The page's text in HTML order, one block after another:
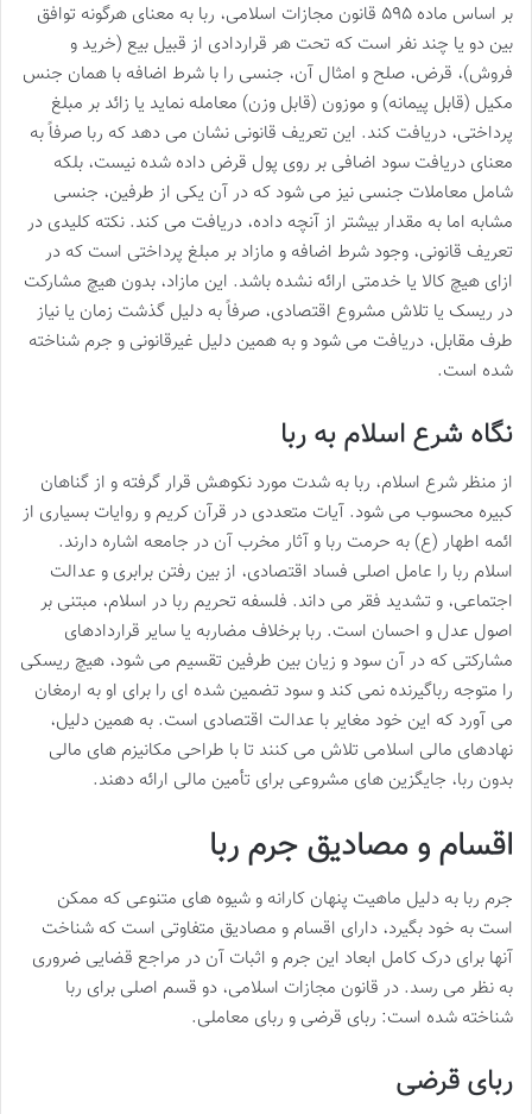
بر اساس ماده ۵۹۵ قانون مجازات اسلامی، ربا به معنای هرگونه توافق
بین دو یا چند نفر است که تحت هر قراردادی از قبیل بیع (خرید و
فروش)، قرض، صلح و امثال آن، جنسی را با شرط اضافه با همان جنس
مکیل (قابل پیمانه) و موزون (قابل وزن) معامله نماید یا زائد بر مبلغ
پرداختی، دریافت کند. این تعریف قانونی نشان می دهد که ربا صرفاً به
معنای دریافت سود اضافی بر روی پول قرض داده شده نیست، بلکه
شامل معاملات جنسی نیز می شود که در آن یکی از طرفین، جنسی
مشابه اما به مقدار بیشتر از آنچه داده، دریافت می کند. نکته کلیدی در
تعریف قانونی، وجود شرط اضافه و مازاد بر مبلغ پرداختی است که در
ازای هیچ کالا یا خدمتی ارائه نشده باشد. این مازاد، بدون هیچ مشارکت
در ریسک یا تلاش مشروع اقتصادی، صرفاً به دلیل گذشت زمان یا نیاز
طرف مقابل، دریافت می شود و به همین دلیل غیرقانونی و جرم شناخته
شده است.
نگاه شرع اسلام به ربا
از منظر شرع اسلام، ربا به شدت مورد نکوهش قرار گرفته و از گناهان
کبیره محسوب می شود. آیات متعددی در قرآن کریم و روایات بسیاری از
ائمه اطهار (ع) به حرمت ربا و آثار مخرب آن در جامعه اشاره دارند.
اسلام ربا را عامل اصلی فساد اقتصادی، از بین رفتن برابری و عدالت
اجتماعی، و تشدید فقر می داند. فلسفه تحریم ربا در اسلام، مبتنی بر
اصول عدل و احسان است. ربا برخلاف مضاربه یا سایر قراردادهای
مشارکتی که در آن سود و زیان بین طرفین تقسیم می شود، هیچ ریسکی
را متوجه رباگیرنده نمی کند و سود تضمین شده ای را برای او به ارمغان
می آورد که این خود مغایر با عدالت اقتصادی است. به همین دلیل،
نهادهای مالی اسلامی تلاش می کنند تا با طراحی مکانیزم های مالی
بدون ربا، جایگزین های مشروعی برای تأمین مالی ارائه دهند.
اقسام و مصادیق جرم ربا
جرم ربا به دلیل ماهیت پنهان کارانه و شیوه های متنوعی که ممکن
است به خود بگیرد، دارای اقسام و مصادیق متفاوتی است که شناخت
آنها برای درک کامل ابعاد این جرم و اثبات آن در مراجع قضایی ضروری
به نظر می رسد. در قانون مجازات اسلامی، دو قسم اصلی برای ربا
شناخته شده است: ربای قرضی و ربای معاملی.
ربای قرضی